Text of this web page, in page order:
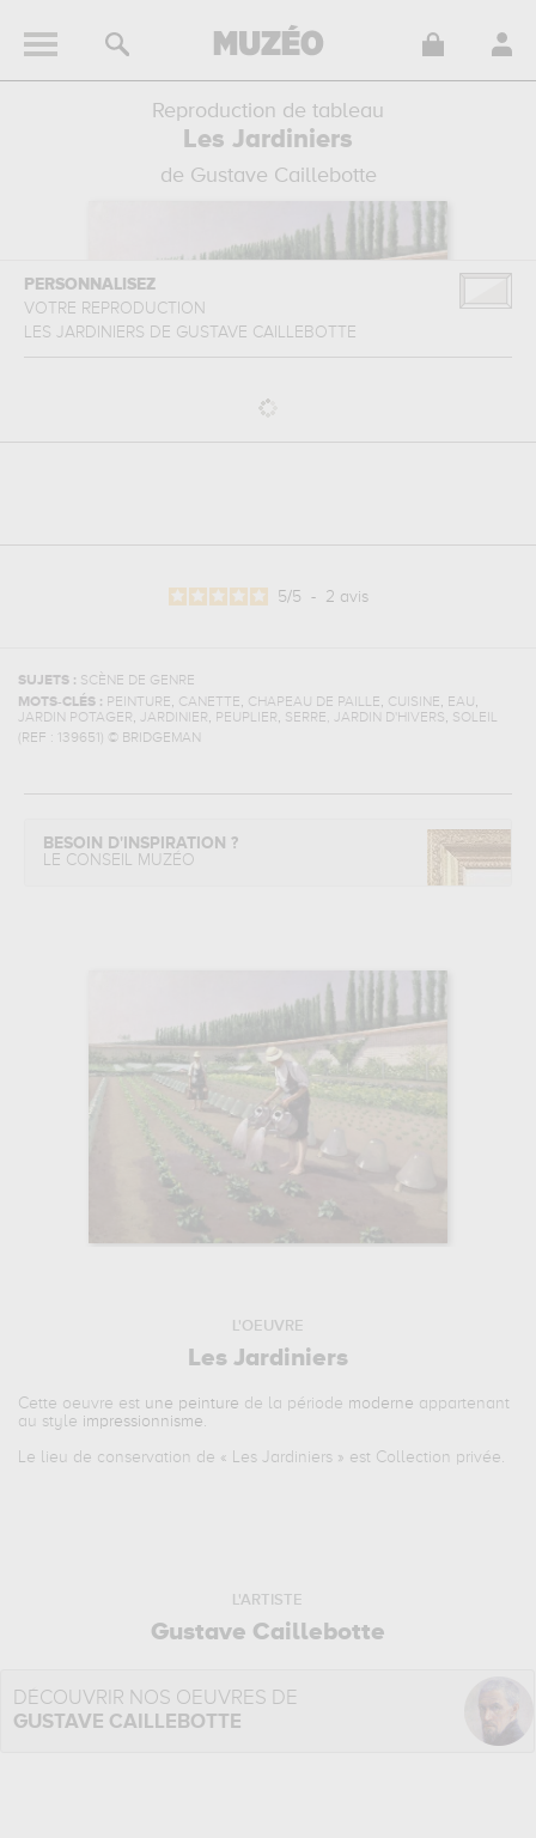
Reproduction de tableau
Les Jardiniers
de Gustave Caillebotte
PERSONNALISEZ
VOTRE REPRODUCTION
LES JARDINIERS DE GUSTAVE CAILLEBOTTE
5/5 - 2 avis
SUJETS : SCÈNE DE GENRE
MOTS-CLÉS : PEINTURE, CANETTE, CHAPEAU DE PAILLE, CUISINE, EAU,
JARDIN POTAGER, JARDINIER, PEUPLIER, SERRE, JARDIN D'HIVERS, SOLEIL
(REF :
139651 ) © BRIDGEMAN
BESOIN D'INSPIRATION ?
LE CONSEIL MUZÉO
L'OEUVRE
Les Jardiniers
Cette oeuvre est une peinture de la période moderne appartenant
au style impressionnisme
Le lieu de conservation de « Les Jardiniers » est Collection privée.
L'ARTISTE
Gustave Caillebotte
DÉCOUVRIR NOS OEUVRES DE
GUSTAVE CAILLEBOTTE